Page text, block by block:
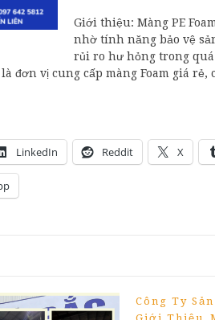
Giới thiệu: Màng PE
nhờ tính năng bảo vệ
rủi ro hư hỏng trong
đơn vị cung cấp màng Foam giá rẻ,
LinkedIn Reddit X
Công Ty